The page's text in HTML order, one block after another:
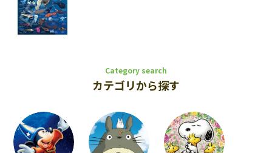
Category search
カテゴリから探す